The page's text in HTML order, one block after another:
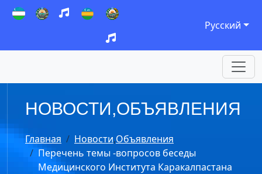
Русский
НОВОСТИ,ОБЪЯВЛЕНИЯ
Главная Новости,Объявления
Перечень темы -вопросов беседы
Медицинского Института Каракалпастана